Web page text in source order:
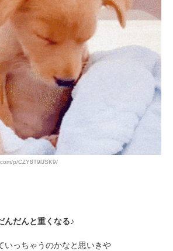
p/CZY8T9lJSK9/
んだんと重くなる♪
いっちゃうのかなと思いきや